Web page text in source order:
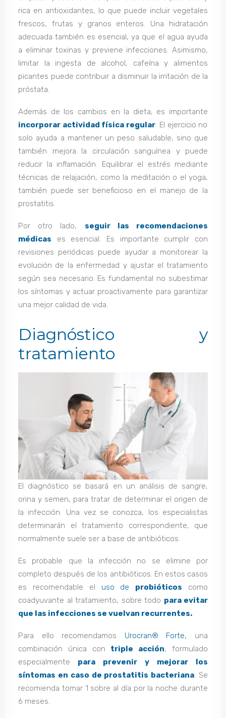
rica en antioxidantes, lo que puede incluir vegetales
frescos, frutas y granos enteros. Una hidratación
adecuada también es esencial, ya que el agua ayuda
a eliminar toxinas y previene infecciones. Asimismo,
limitar la ingesta de alcohol, cafeína y alimentos
picantes puede contribuir a disminuir la irritación de la
próstata.
Además de los cambios en la dieta, es importante
incorporar actividad física regular. El ejercicio no
solo ayuda a mantener un peso saludable, sino que
también mejora la circulación sanguínea y puede
reducir la inflamación. Equilibrar el estrés mediante
técnicas de relajación, como la meditación o el yoga,
también puede ser beneficioso en el manejo de la
prostatitis.
Por otro lado, seguir las recomendaciones
médicas es esencial. Es importante cumplir con
revisiones periódicas puede ayudar a monitorear la
evolución de la enfermedad y ajustar el tratamiento
según sea necesario. Es fundamental no subestimar
los síntomas y actuar proactivamente para garantizar
una mejor calidad de vida.
Diagnóstico y
tratamiento
El diagnóstico se basará en un análisis de sangre,
orina y semen, para tratar de determinar el origen de
la infección. Una vez se conozca, los especialistas
determinarán el tratamiento correspondiente, que
normalmente suele ser a base de antibióticos.
Es probable que la infección no se elimine por
completo después de los antibióticos. En estos casos
es recomendable el uso de probióticos como
coadyuvante al tratamiento, sobre todo para evitar
que las infecciones se vuelvan recurrentes.
Para ello recomendamos Urocran®️ Forte, una
combinación única con triple acción, formulado
especialmente para prevenir y mejorar los
síntomas en caso de prostatitis bacteriana. Se
recomienda tomar 1 sobre al día por la noche durante
6 meses.